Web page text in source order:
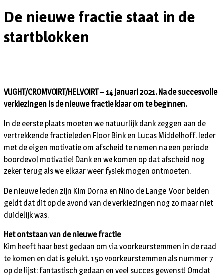
De nieuwe fractie staat in de
startblokken
VUGHT/CROMVOIRT/HELVOIRT – 14 januari 2021. Na de succesvolle
verkiezingen is de nieuwe fractie klaar om te beginnen.
In de eerste plaats moeten we natuurlijk dank zeggen aan de
vertrekkende fractieleden Floor Bink en Lucas Middelhoff. Ieder
met de eigen motivatie om afscheid te nemen na een periode
boordevol motivatie! Dank en we komen op dat afscheid nog
zeker terug als we elkaar weer fysiek mogen ontmoeten.
De nieuwe leden zijn Kim Dorna en Nino de Lange. Voor beiden
geldt dat dit op de avond van de verkiezingen nog zo maar niet
duidelijk was.
Het ontstaan van de nieuwe fractie
Kim heeft haar best gedaan om via voorkeurstemmen in de raad
te komen en dat is gelukt. 150 voorkeurstemmen als nummer 7
op de lijst: fantastisch gedaan en veel succes gewenst! Omdat